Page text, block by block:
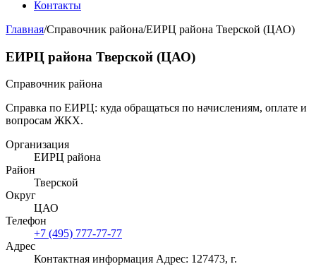
Контакты
Главная/Справочник района/ЕИРЦ района Тверской (ЦАО)
ЕИРЦ района Тверской (ЦАО)
Справочник района
Справка по ЕИРЦ: куда обращаться по начислениям, оплате и
вопросам ЖКХ.
Организация
ЕИРЦ района
Район
Тверской
Округ
ЦАО
Телефон
+7 (495) 777-77-77
Адрес
Контактная информация Адрес: 127473, г.